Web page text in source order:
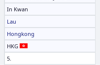
In Kwan
Lau
Hongkong
HKG
5.